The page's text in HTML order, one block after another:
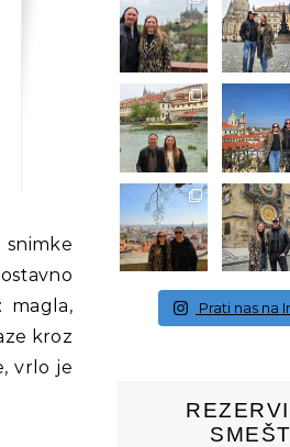
magla,
kroz
vrlo je
Prati nas na